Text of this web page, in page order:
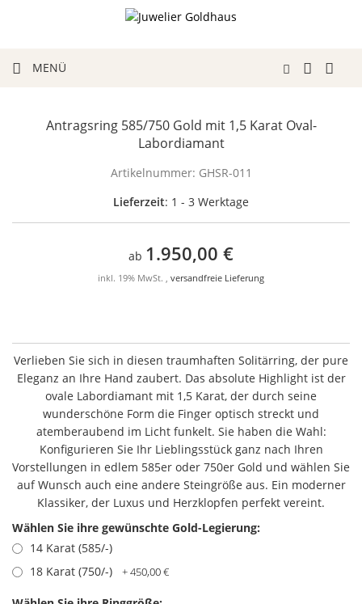
MENÜ
Antragsring 585/750 Gold mit 1,5 Karat Oval-
Labordiamant
Artikelnummer: GHSR-011
Lieferzeit: 1 - 3 Werktage
ab 1.950,00 €
inkl. 19% MwSt. , versandfreie Lieferung
Verlieben Sie sich in diesen traumhaften Solitärring, der pure
Eleganz an Ihre Hand zaubert. Das absolute Highlight ist der
ovale Labordiamant mit 1,5 Karat, der durch seine
wunderschöne Form die Finger optisch streckt und
atemberaubend im Licht funkelt. Sie haben die Wahl:
Konfigurieren Sie Ihr Lieblingsstück ganz nach Ihren
Vorstellungen in edlem 585er oder 750er Gold und wählen Sie
auf Wunsch auch eine andere Steingröße aus. Ein moderner
Klassiker, der Luxus und Herzklopfen perfekt vereint.
Wählen Sie ihre gewünschte Gold-Legierung:
14 Karat (585/-)
18 Karat (750/-)
+ 450,00 €